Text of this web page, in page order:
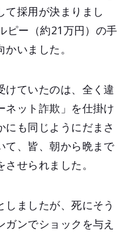
て採用が決まりまし
ピー（約21万円）の手
いました。
けていたのは、全く違
ネット詐欺」を仕掛け
にも同じようにだまさ
て、皆、朝から晩まで
せられました。
ましたが、死にそう
ンでショックを与え